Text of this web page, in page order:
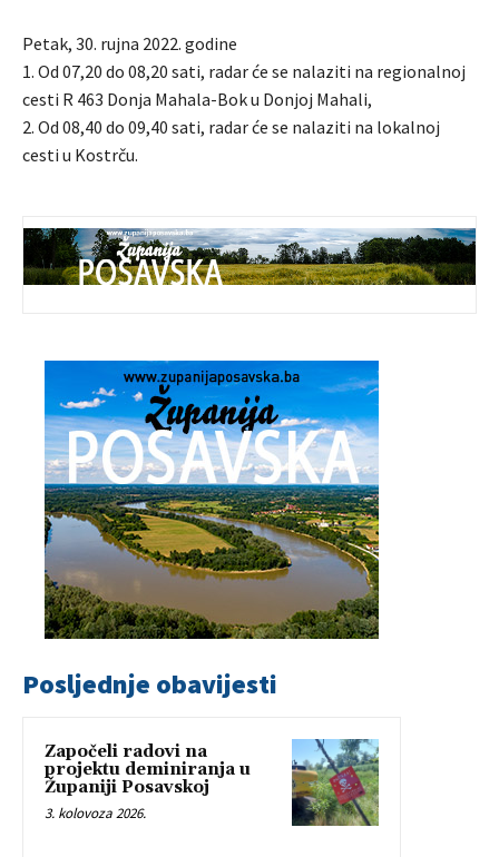
Petak, 30. rujna 2022. godine
1. Od 07,20 do 08,20 sati, radar će se nalaziti na regionalnoj
cesti R 463 Donja Mahala-Bok u Donjoj Mahali,
2. Od 08,40 do 09,40 sati, radar će se nalaziti na lokalnoj
cesti u Kostrču.
Posljednje obavijesti
Započeli radovi na
projektu deminiranja u
Županiji Posavskoj
3. kolovoza 2026.